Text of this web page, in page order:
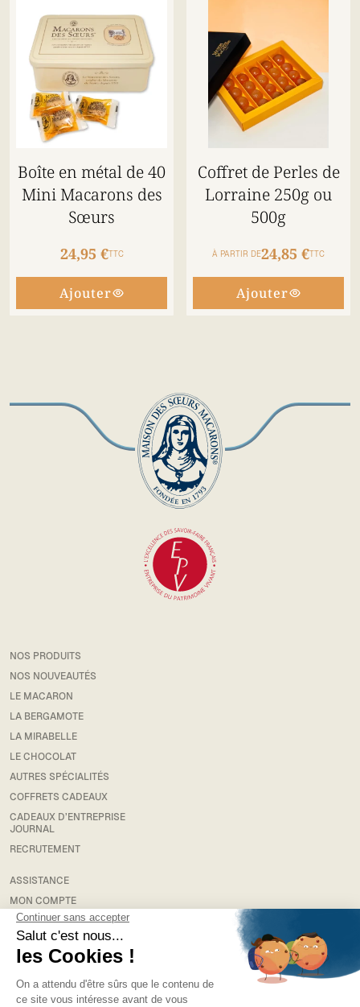
Boîte en métal de 40
Mini Macarons des
Sœurs
24,95 €TTC
Ajouter
Coffret de Perles de
Lorraine 250g ou
500g
À PARTIR DE24,85 €TTC
Ajouter
NOS PRODUITS
NOS NOUVEAUTÉS
LE MACARON
LA BERGAMOTE
LA MIRABELLE
LE CHOCOLAT
AUTRES SPÉCIALITÉS
COFFRETS CADEAUX
CADEAUX D’ENTREPRISE
JOURNAL
RECRUTEMENT
ASSISTANCE
MON COMPTE
RETOUR
LIVRAISON
FAQS
CONDITIONS GÉNÉRALES DE VENTE